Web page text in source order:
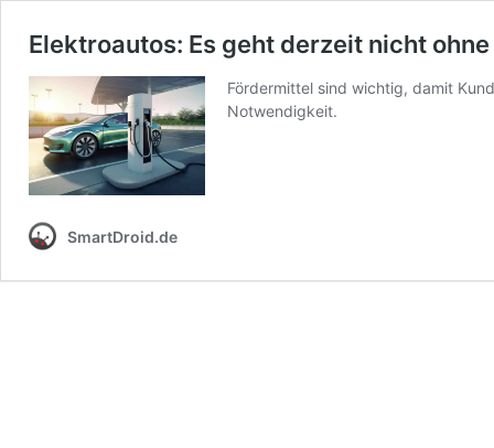
Elektroautos: Es geht derzeit nicht
Fördermittel sind wichtig, damit
Notwendigkeit.
SmartDroid.de